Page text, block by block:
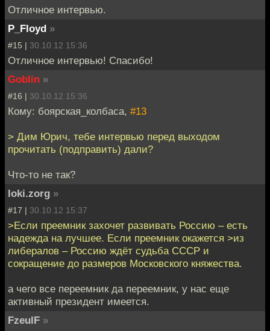
Отличное интервью.
P_Floyd »
#15 | 30.10.12 15:36
Отличное интервью! Спасибо!
Goblin »
#16 | 30.10.12 15:36
Кому: боярская_колбаса, #13
> Дим Юрич, тебе интервью перед выходом
прочитать (подправить) дали?
Что-то не так?
loki.zorg »
#17 | 30.10.12 15:37
>Если преемник захочет развивать Россию – есть
надежда на лучшее. Если преемник окажется >из
либералов – Россию ждёт судьба СССР и
сокращение до размеров Московского княжества.
а чего все переемник да переемник, у нас еще
активный президент имеется.
FzeulF »